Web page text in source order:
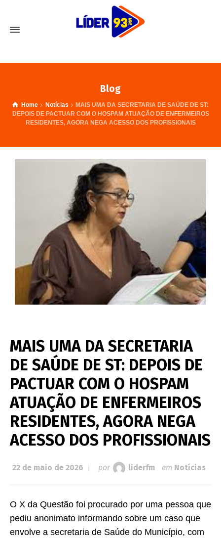
Blog
Home Notícias
MAIS UMA DA SECRETARIA DE SAÚDE DE ST:
DEPOIS DE PACTUAR COM O HOSPAM ATUAÇÃO DE ENFERMEIROS
RESIDENTES, AGORA NEGA ACESSO DOS PROFISSIONAIS
MAIS UMA DA SECRETARIA
DE SAÚDE DE ST: DEPOIS DE
PACTUAR COM O HOSPAM
ATUAÇÃO DE ENFERMEIROS
RESIDENTES, AGORA NEGA
ACESSO DOS PROFISSIONAIS
22 de maio de 2026 por liderfm em Notícias
O X da Questão foi procurado por uma pessoa que
pediu anonimato informando sobre um caso que
envolve a secretaria de Saúde do Município, com